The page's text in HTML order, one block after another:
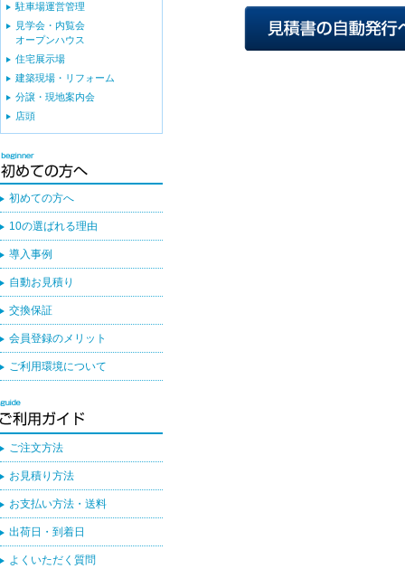
駐車場運営管理
見学会・内覧会
オープンハウス
住宅展示場
建築現場・リフォーム
分譲・現地案内会
店頭
初めての方へ
10の選ばれる理由
導入事例
自動お見積り
交換保証
会員登録のメリット
ご利用環境について
ご注文方法
お見積り方法
お支払い方法・送料
出荷日・到着日
よくいただく質問